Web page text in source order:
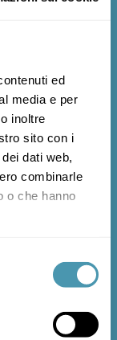
ed
media e per
inoltre
sito con i
dati web,
combinarle
o che hanno
il vous